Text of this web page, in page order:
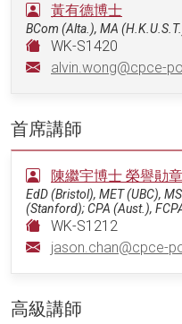
黃有德博士
BCom (Alta.), MA
WK-S1420
alvin.wong@cpce-
首席講師
陳繼宇博士 榮譽勛
EdD (Bristol), MET (UBC),
(Stanford); CPA (Aust.),
WK-S1212
jason.chan@cpce-
高級講師